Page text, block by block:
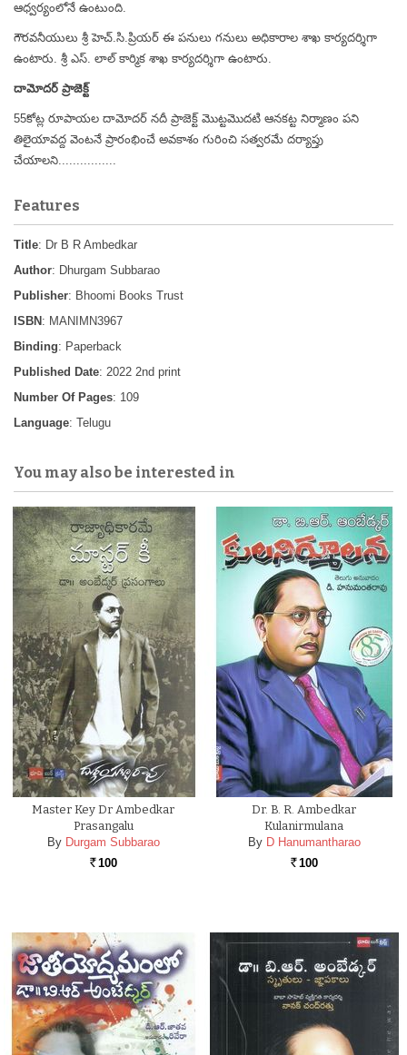
ఆధ్వర్యంలోనే ఉంటుంది.
గౌరవనీయులు శ్రీ హెచ్.సి.ప్రియర్ ఈ పనులు గనులు అధికారాల శాఖ కార్యదర్శిగా
ఉంటారు. శ్రీ ఎస్. లాల్ కార్మిక శాఖ కార్యదర్శిగా ఉంటారు.
దామోదర్ ప్రాజెక్ట్
55కోట్ల రూపాయల దామోదర్ నదీ ప్రాజెక్ట్ మొట్టమొదటి ఆనకట్ట నిర్మాణం పని
తిలైయావద్ద వెంటనే ప్రారంభించే అవకాశం గురించి సత్వరమే దర్యాప్తు
చేయాలని................
Features
Title: Dr B R Ambedkar
Author: Dhurgam Subbarao
Publisher: Bhoomi Books Trust
ISBN : MANIMN3967
Binding: Paperback
Published Date: 2022 2nd print
Number Of Pages: 109
Language: Telugu
You may also be interested in
Master Key Dr Ambedkar
Prasangalu
By Durgam Subbarao
Rs. 100
Dr. B. R. Ambedkar
Kulanirmulana
By D Hanumantharao
Rs. 100